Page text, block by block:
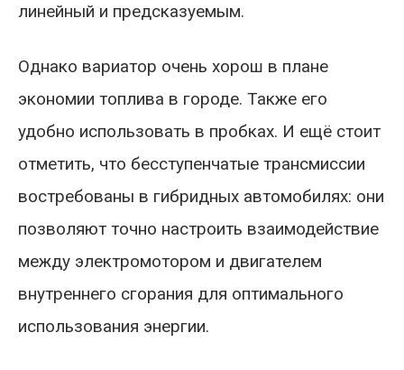
линейный и предсказуемым.
Однако вариатор очень хорош в плане
экономии топлива в городе. Также его
удобно использовать в пробках. И ещё стоит
отметить, что бесступенчатые трансмиссии
востребованы в гибридных автомобилях: они
позволяют точно настроить взаимодействие
между электромотором и двигателем
внутреннего сгорания для оптимального
использования энергии.